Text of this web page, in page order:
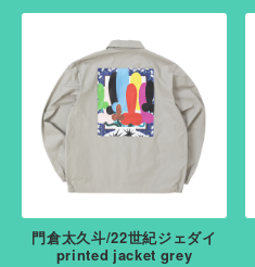
門倉太久斗/22世紀ジェダイ
printed jacket grey